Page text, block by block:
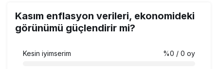
Kasım enflasyon verileri, ekonomideki
görünümü güçlendirir mi?
Kesin iyimserim %0 / 0 oy